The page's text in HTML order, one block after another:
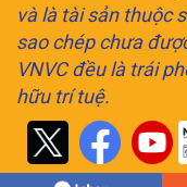
và là tài sản thuộc
sao chép chưa
VNVC đều là trái
hữu trí tuệ.